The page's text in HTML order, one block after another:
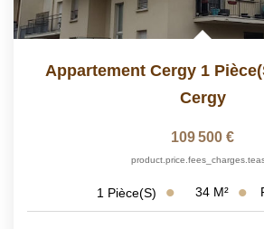
Appartement Cergy 1
Cergy
109 500 €
1 Pièce(s) 34 M²